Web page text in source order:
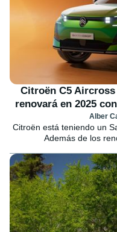
Citroën C5
renovará en 2025
Alber
Citroën está teniendo un
Además de los